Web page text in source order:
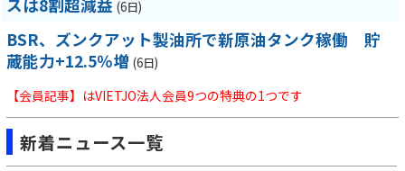
スは8割超減益 (6日)
BSR、ズンクアット製油所で新原油タンク稼働 貯
蔵能力+12.5％増 (6日)
【会員記事】はVIETJO法人会員9つの特典の1つです
新着ニュース一覧